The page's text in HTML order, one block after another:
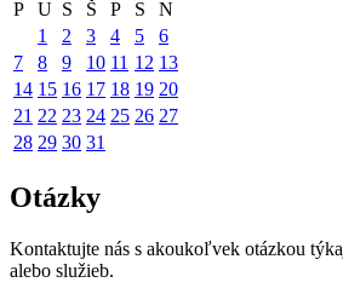
P U S Š P S
N
1
2 3 4 5
6
7
8 9 10 11 12 13
14 15 16 17 18 19 20
21 22 23 24 25 26 27
28 29 30 31
Otázky
Kontaktujte nás s akoukoľvek otázkou
alebo služieb.